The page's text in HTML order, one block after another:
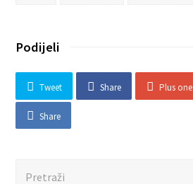
Podijeli
Tweet Share Plus one
Share